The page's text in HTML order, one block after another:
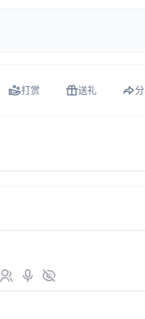
打赏 送礼